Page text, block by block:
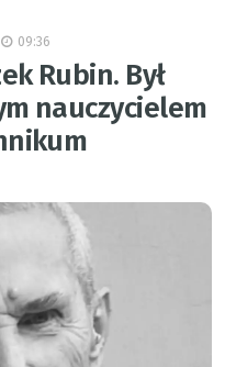
09:36
Rubin. Był
nauczycielem